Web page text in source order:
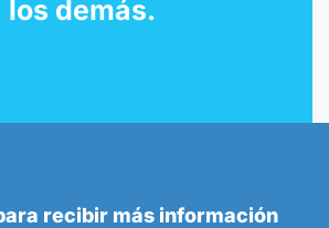
los demás.
recibir más información